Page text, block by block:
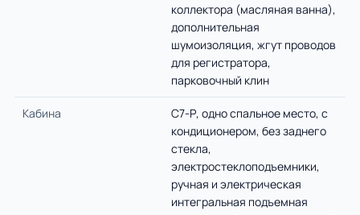
коллектора (масляная ванна),
дополнительная
шумоизоляция, жгут проводов
для регистратора,
парковочный клин
Кабина
С7-Р, одно спальное место, с
кондиционером, без заднего
стекла,
электростеклоподъемники,
ручная и электрическая
интегральная подъемная